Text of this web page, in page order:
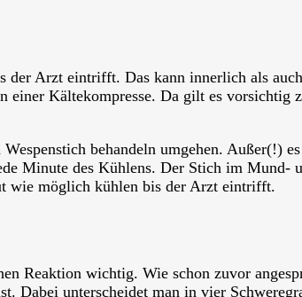
Arzt eintrifft. Das kann innerlich als
Kältekompresse. Da gilt es vorsichtig
behandeln umgehen. Außer(!)
Minute des Kühlens. Der Stich im Mund-
wie möglich kühlen bis der Arzt eintrifft.
Reaktion wichtig. Wie schon zuvor
Dabei unterscheidet man in vier